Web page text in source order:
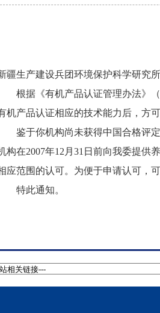
疆生产建设兵团环境保护科学研究所
根据《有机产品认证管理办法》（
机产品认证相应的技术能力后，方
鉴于你机构尚未获得中国合格评定
构在2007年12月31日前向我委提供
应范围的认可。为便于申请认可，
特此通知。